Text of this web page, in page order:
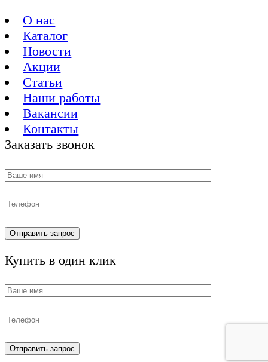
О нас
Каталог
Новости
Акции
Статьи
Наши работы
Вакансии
Контакты
Заказать звонок
Купить в один клик